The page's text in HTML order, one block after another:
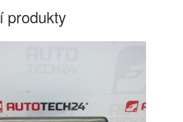
produkty